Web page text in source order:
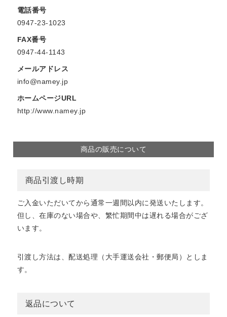
電話番号
0947-23-1023
FAX番号
0947-44-1143
メールアドレス
info@namey.jp
ホームページURL
http://www.namey.jp
商品の販売について
商品引渡し時期
ご入金いただいてから通常一週間以内に発送いたします。
但し、在庫のない場合や、繁忙期間中は遅れる場合がござ
います。
引渡し方法は、配送処理（大手運送会社・郵便局）としま
す。
返品について